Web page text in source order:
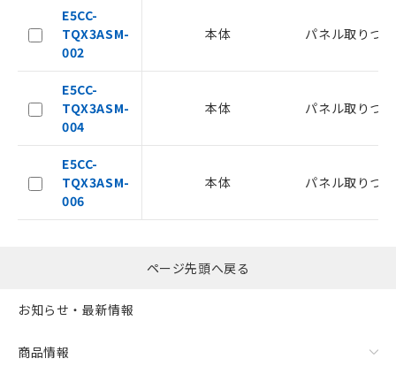
E5CC-
TQX3ASM-
002
本体 パネル取りつけ
E5CC-
TQX3ASM-
004
本体 パネル取りつけ
E5CC-
TQX3ASM-
006
本体 パネル取りつけ
ページ先頭へ戻る
お知らせ・最新情報
商品情報
登録された部品リストについて、当社
をご了承ください。
指します。